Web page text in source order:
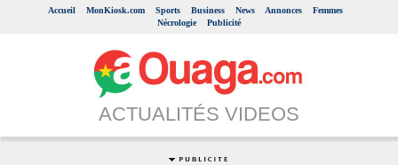
Accueil MonKiosk.com Sports Business News Annonces
Femmes
Nécrologie
Publicité
ACTUALITÉS VIDEOS